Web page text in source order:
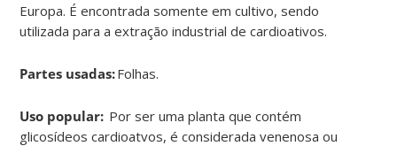
Europa. É encontrada somente em cultivo, sendo
utilizada para a extração industrial de cardioativos.
Partes usadas:Folhas.
Uso popular: Por ser uma planta que contém
glicosídeos cardioatvos, é considerada venenosa ou